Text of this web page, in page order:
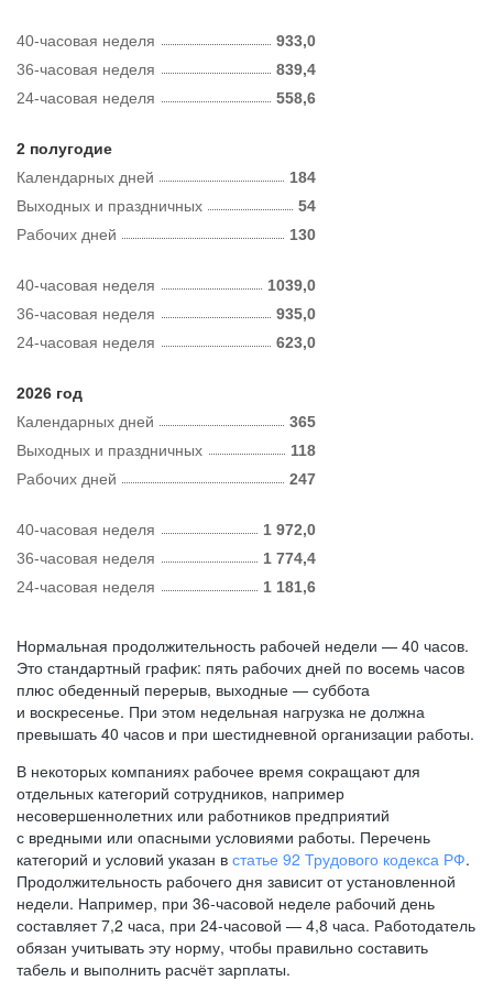
40-часовая неделя
933,0
36-часовая неделя
839,4
24-часовая неделя
558,6
2 полугодие
Календарных дней
184
Рабочих дней 130
Выходных и праздничных 54
40-часовая неделя
1039,0
36-часовая неделя
935,0
24-часовая неделя
623,0
2026 год
Календарных дней
365
Рабочих дней 247
Выходных и праздничных 118
40-часовая неделя
1 972,0
36-часовая неделя
1 774,4
24-часовая неделя
1 181,6
Нормальная продолжительность рабочей недели — 40 часов.
Это стандартный график: пять рабочих дней по восемь часов
плюс обеденный перерыв, выходные — суббота
и воскресенье. При этом недельная нагрузка не должна
превышать 40 часов и при шестидневной организации работы.
В некоторых компаниях рабочее время сокращают для
отдельных категорий сотрудников, например
несовершеннолетних или работников предприятий
с вредными или опасными условиями работы. Перечень
категорий и условий указан в статье 92 Трудового кодекса РФ.
Продолжительность рабочего дня зависит от установленной
недели. Например, при 36-часовой неделе рабочий день
составляет 7,2 часа, при 24-часовой — 4,8 часа. Работодатель
обязан учитывать эту норму, чтобы правильно составить
табель и выполнить расчёт зарплаты.